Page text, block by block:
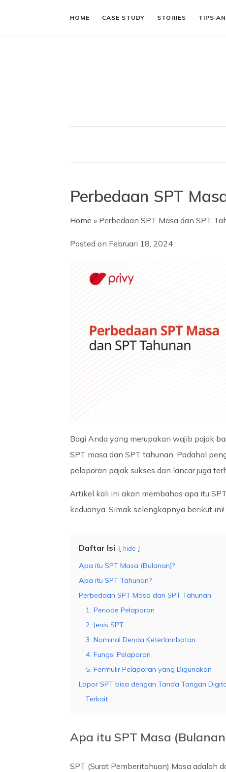
HOME CASE STUDY STORIES TIPS
Perbedaan SPT
Home » Perbedaan SPT Masa dan SPT
Posted on Februari 18, 2024
Bagi Anda yang merupakan wajib pajak
SPT masa dan SPT tahunan. Padahal
pelaporan pajak sukses dan lancar juga
Artikel kali ini akan membahas apa itu
keduanya. Simak selengkapnya berikut ini!
Daftar Isi hide
Apa itu SPT Masa (Bulanan)?
Apa itu SPT Tahunan?
Perbedaan SPT Masa dan SPT Tahunan
1. Periode Pelaporan
2. Jenis SPT
3. Nominal Denda Keterlambatan
4. Fungsi Pelaporan
5. Formulir Pelaporan yang Digunakan
Lapor SPT bisa dengan Tanda Tangan
Terkait
Apa itu SPT Masa
SPT (Surat Pemberitahuan) Masa adalah